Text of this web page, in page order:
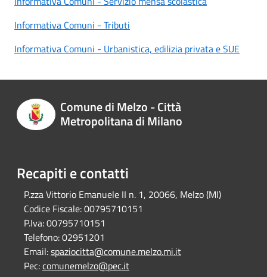
Informativa Comuni - Tributi
Informativa Comuni - Urbanistica, edilizia privata e SUE
Comune di Melzo - Città
Metropolitana di Milano
Recapiti e contatti
P.zza Vittorio Emanuele II n. 1, 20066, Melzo (MI)
Codice Fiscale:00795710151
P.Iva:00795710151
Telefono:02951201
Email:spaziocitta@comune.melzo.mi.it
Pec:comunemelzo@pec.it